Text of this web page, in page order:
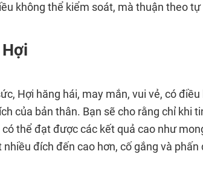
không thể kiểm soát, mà thuận theo tự
Hợi hăng hái, may mắn, vui vẻ, có
của bản thân. Bạn sẽ cho rằng chỉ khi
thể đạt được các kết quả cao như
đích đến cao hơn, cố gắng và